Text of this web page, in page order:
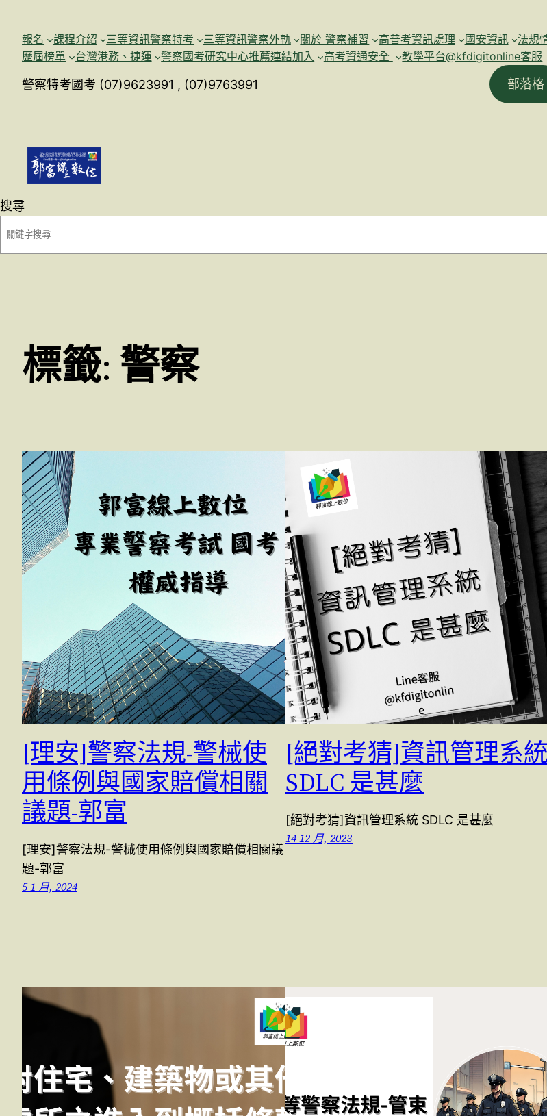
報名 課程介紹 三等資訊警察特考 三等資訊警察外軌 關於 警察補習 高普考資訊處理 國安資訊 法規
歷屆榜單
台灣港務、捷運 警察國考研究中心推薦連結加入 高考資通安全 教學平台@kfdigitonline客服
警察特考國考 (07)9623991 , (07)9763991 部落格
搜尋
標籤: 警察
[理安]警察法規-警械使
用條例與國家賠償相關
議題-郭富
[理安]警察法規-警械使用條例與國家賠償相關議
題-郭富
5 1 月, 2024
[絕對考猜]資訊管理系統
SDLC 是甚麼
[絕對考猜]資訊管理系統 SDLC 是甚麼
14 12 月, 2023